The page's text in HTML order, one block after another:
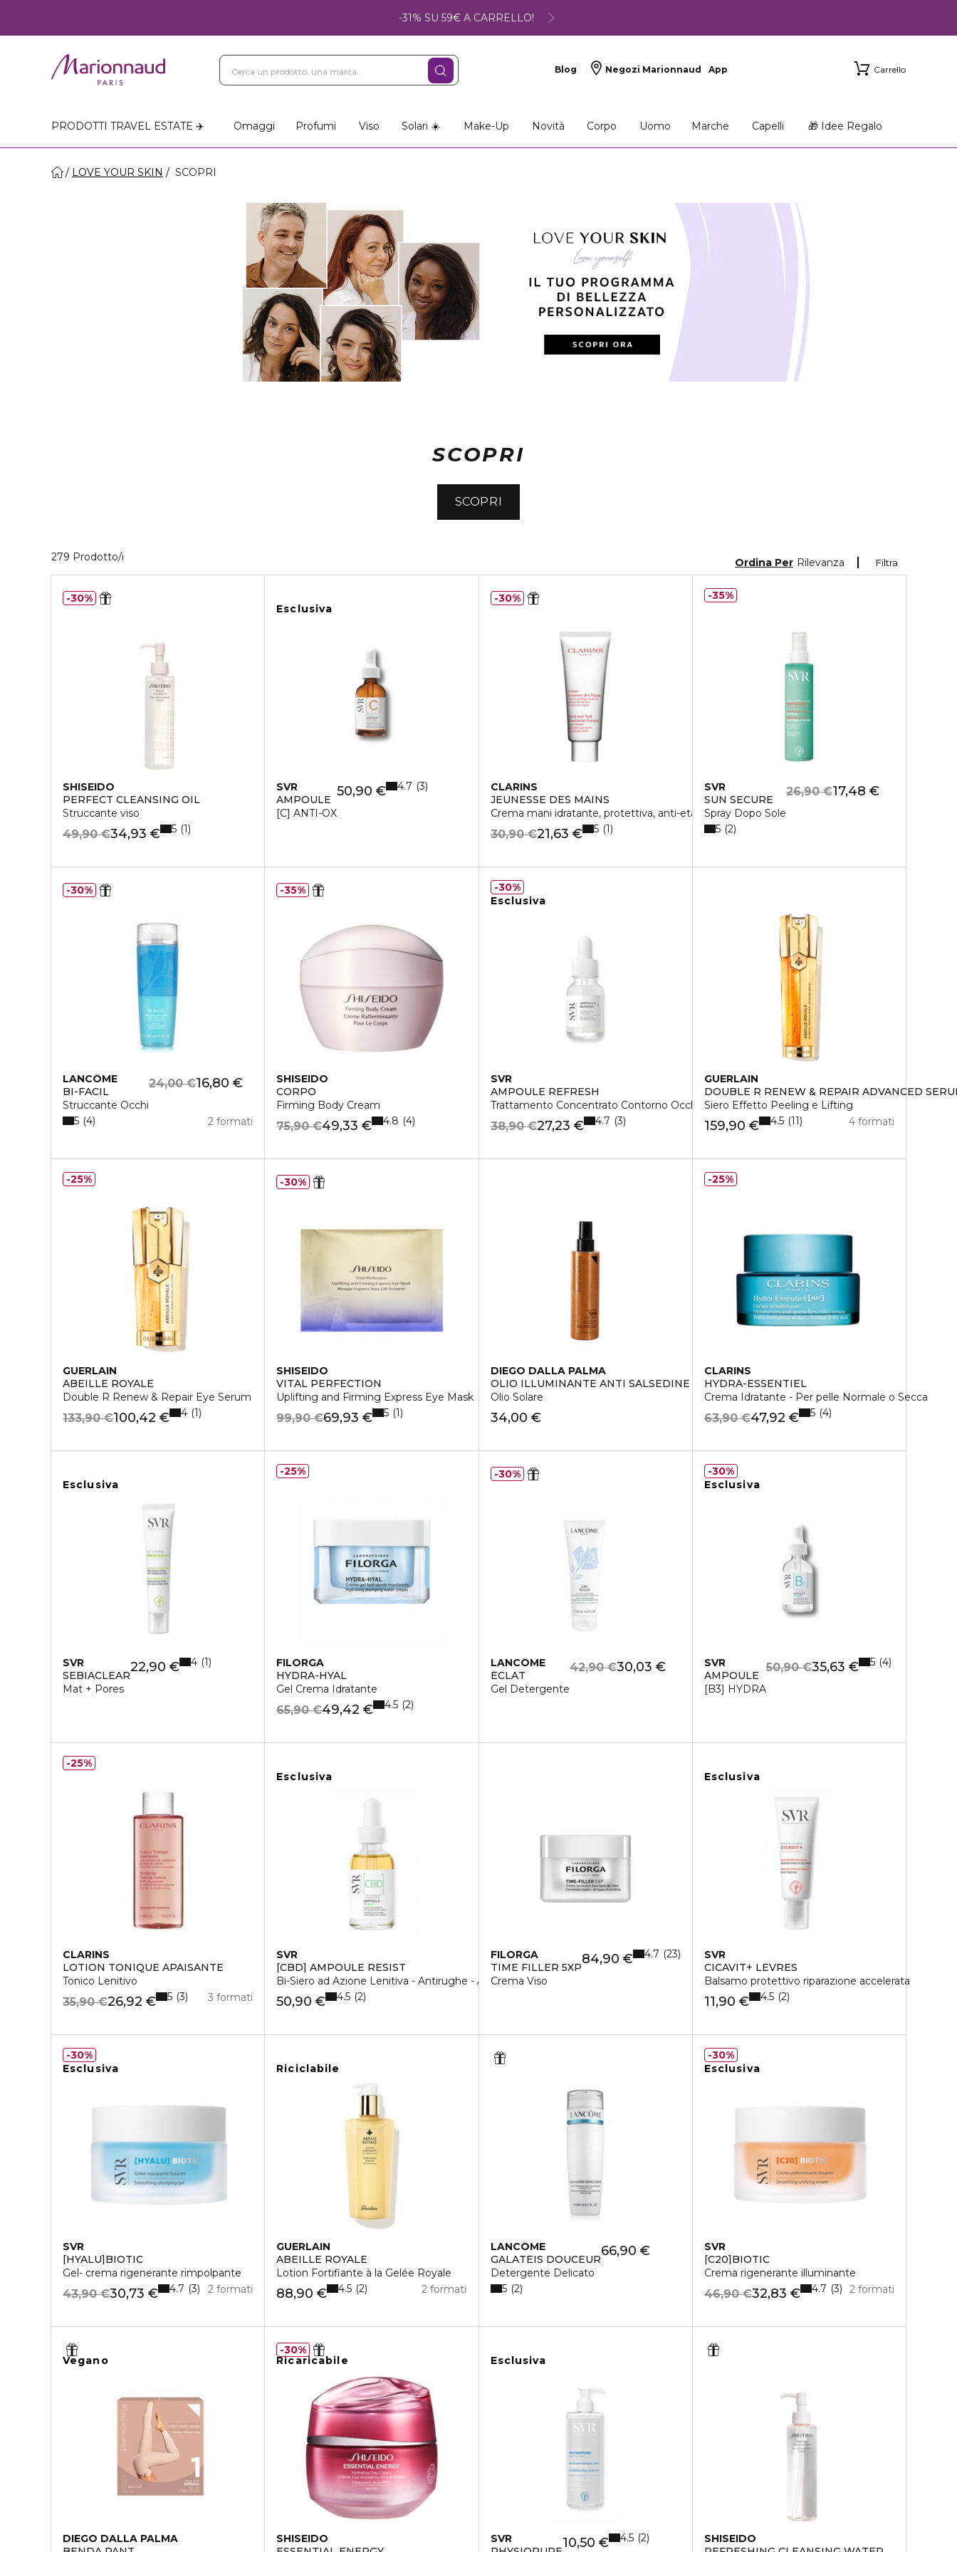
-31% SU 59€ A CARRELLO!
Blog Negozi Marionnaud App Carrello
PRODOTTI TRAVEL ESTATE ✈️ Omaggi Profumi Viso Solari ☀️ Make-Up Novità Corpo Uomo Marche Capelli 🎁 Idee Regalo
LOVE YOUR SKIN SCOPRI
SCOPRI
SCOPRI
279 Prodotto/i Filtra
Ordina Per Rilevanza
SHISEIDO
PERFECT CLEANSING OIL
Struccante viso
34,93 €
49,90 € 5 1
30%
Esclusiva
SVR
AMPOULE
[C] ANTI-OX
50,90 € 4.7 3
CLARINS
JEUNESSE DES MAINS
Crema mani idratante, protettiva, anti-età
21,63 €
30,90 € 5 1
30%
SVR
SUN SECURE
Spray Dopo Sole
17,48 €
26,90 €
5 2
35%
LANCÔME
BI-FACIL
Struccante Occhi
16,80 €
24,00 €
2 formati
5 4
30%
SHISEIDO
CORPO
Firming Body Cream
49,33 €
75,90 € 4.8 4
35%
Esclusiva
SVR
AMPOULE REFRESH
Trattamento Concentrato Contorno Occhi Ad Azione Levigante E Tonificante
27,23 €
38,90 € 4.7 3
30%
GUERLAIN
DOUBLE R RENEW & REPAIR ADVANCED
Siero Effetto Peeling e Lifting
159,90 € 4 formati
4.5 11
GUERLAIN
ABEILLE ROYALE
Double R Renew & Repair Eye Serum
100,42 €
133,90 € 4 1
25%
SHISEIDO
VITAL PERFECTION
Uplifting and Firming Express Eye Mask
69,93 €
99,90 € 5 1
30%
DIEGO DALLA PALMA
OLIO ILLUMINANTE ANTI SALSEDINE
Olio Solare
34,00 €
CLARINS
HYDRA-ESSENTIEL
Crema Idratante - Per pelle Normale o Secca
47,92 €
63,90 € 5 4
25%
Esclusiva
SVR
SEBIACLEAR
Mat + Pores
22,90 € 4 1
FILORGA
HYDRA-HYAL
Gel Crema Idratante
49,42 €
65,90 € 4.5 2
25%
LANCÔME
ÉCLAT
Gel Detergente
30,03 €
42,90 €
30%
Esclusiva
SVR
AMPOULE
[B3] HYDRA
35,63 €
50,90 € 5 4
30%
CLARINS
LOTION TONIQUE APAISANTE
Tonico Lenitivo
26,92 €
35,90 € 3 formati
5 3
25%
Esclusiva
SVR
[CBD] AMPOULE RESIST
Bi-Siero ad Azione Lenitiva - Antirughe - Antiossidante
50,90 € 4.5 2
FILORGA
TIME FILLER 5XP
Crema Viso
84,90 € 4.7 23
Esclusiva
SVR
CICAVIT+ LÈVRES
Balsamo protettivo riparazione accelerata
11,90 € 4.5 2
Esclusiva
SVR
[HYALU]BIOTIC
Gel- crema rigenerante rimpolpante
30,73 €
43,90 € 2 formati
4.7 3
30%
Riciclabile
GUERLAIN
ABEILLE ROYALE
Lotion Fortifiante à la Gelée Royale
88,90 € 2 formati
4.5 2
LANCÔME
GALATÉIS DOUCEUR
Detergente Delicato
66,90 €
5 2
Esclusiva
SVR
[C20]BIOTIC
Crema rigenerante illuminante
32,83 €
46,90 € 2 formati
4.7 3
30%
Vegano
DIEGO DALLA PALMA
Ricaricabile
SHISEIDO
30%
Esclusiva
SVR
10,50 € 4.5 2
SHISEIDO